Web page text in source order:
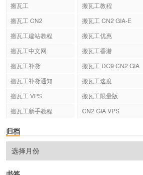
搬瓦工 搬瓦工教程
搬瓦工 CN2
搬瓦工 CN2 GIA-E
搬瓦工建站教程 搬瓦工优惠
搬瓦工中文网
搬瓦工香港
搬瓦工补货
搬瓦工 DC9 CN2 GIA
搬瓦工补货通知
搬瓦工速度
搬瓦工 VPS
搬瓦工限量版
搬瓦工新手教程
CN2 GIA VPS
归档